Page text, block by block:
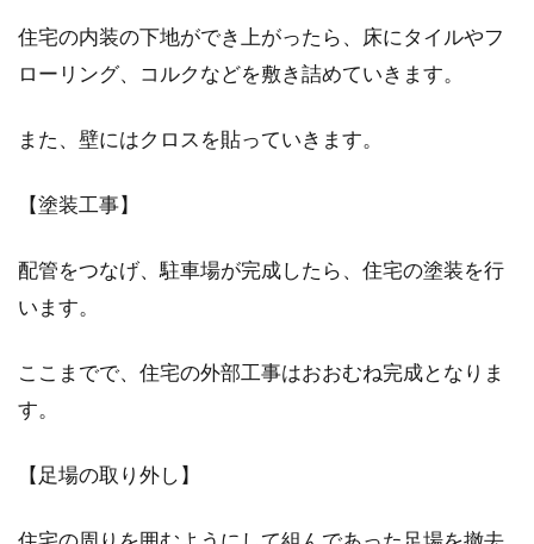
住宅の内装の下地ができ上がったら、床にタイルやフ
ローリング、コルクなどを敷き詰めていきます。
また、壁にはクロスを貼っていきます。
【塗装工事】
配管をつなげ、駐車場が完成したら、住宅の塗装を行
います。
ここまでで、住宅の外部工事はおおむね完成となりま
す。
【足場の取り外し】